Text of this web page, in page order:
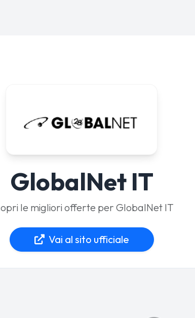
GlobalNet IT
le migliori offerte per GlobalNet IT
Vai al sito ufficiale